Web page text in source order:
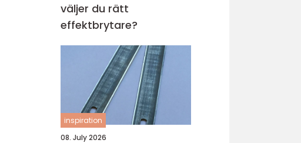
väljer du rätt
effektbrytare?
inspiration
08. July 2026